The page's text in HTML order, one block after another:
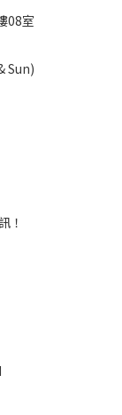
08室
Sun)
！